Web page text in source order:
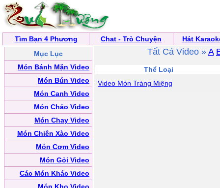
Tìm Bạn 4 Phương Chat - Trò Chuyện
Hát
Mục Lục
Món Bánh Mặn Video
Món Bún Video
Món Canh Video
Món Cháo Video
Món Chay Video
Món Chiên Xào Video
Món Cơm Video
Món Gỏi Video
Các Món Khác Video
Tất Cả Video » A
Thể Loại
Video Món Tráng Miệng